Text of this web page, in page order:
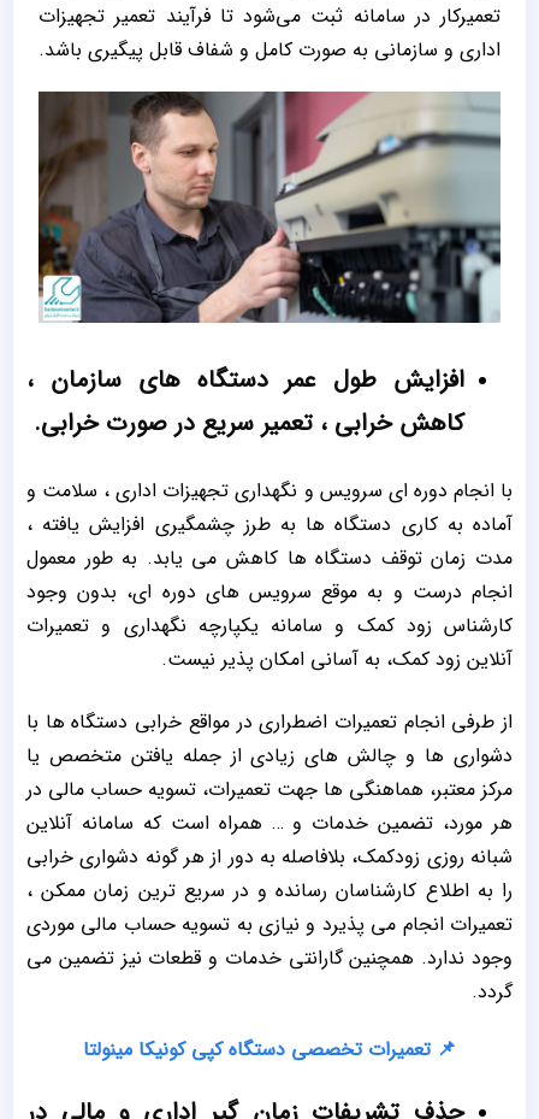
تعمیرکار در سامانه ثبت می‌شود تا فرآیند تعمیر تجهیزات
اداری و سازمانی به صورت کامل و شفاف قابل پیگیری باشد.
افزایش طول عمر دستگاه های سازمان ،
کاهش خرابی ، تعمیر سریع در صورت خرابی.
با انجام دوره ای سرویس و نگهداری تجهیزات اداری ، سلامت و
آماده به کاری دستگاه ها به طرز چشمگیری افزایش یافته ،
مدت زمان توقف دستگاه ها کاهش می یابد. به طور معمول
انجام درست و به موقع سرویس های دوره ای، بدون وجود
کارشناس زود کمک و سامانه یکپارچه نگهداری و تعمیرات
آنلاین زود کمک، به آسانی امکان پذیر نیست.
از طرفی انجام تعمیرات اضطراری در مواقع خرابی دستگاه ها با
دشواری ها و چالش های زیادی از جمله یافتن متخصص یا
مرکز معتبر، هماهنگی ها جهت تعمیرات، تسویه حساب مالی در
هر مورد، تضمین خدمات و … همراه است که سامانه آنلاین
شبانه روزی زودکمک، بلافاصله به دور از هر گونه دشواری خرابی
را به اطلاع کارشناسان رسانده و در سریع ترین زمان ممکن ،
تعمیرات انجام می پذیرد و نیازی به تسویه حساب مالی موردی
وجود ندارد. همچنین گارانتی خدمات و قطعات نیز تضمین می
گردد.
📌تعمیرات تخصصی دستگاه کپی کونیکا مینولتا